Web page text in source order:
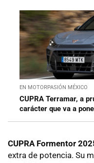
EN MOTORPASIÓN MÉXICO
CUPRA Terramar, a
carácter que va a
CUPRA Formentor
extra de potencia. Su